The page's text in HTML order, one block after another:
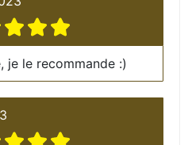
je le recommande :)